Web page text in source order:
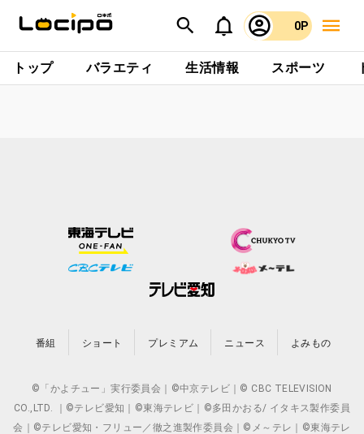
0P
トップ バラエティ 生活情報 スポーツ
番組 ショート プレミアム ニュース よみもの
©「かよチュー」実行委員会｜©中京テレビ｜© CBC TELEVISION
CO.,LTD. ｜©テレビ愛知｜©東海テレビ｜©多田かおる/ イタキス製作委員
会｜©テレビ愛知・フリュー／徹之進製作委員会｜©メ～テレ｜©東海テレ